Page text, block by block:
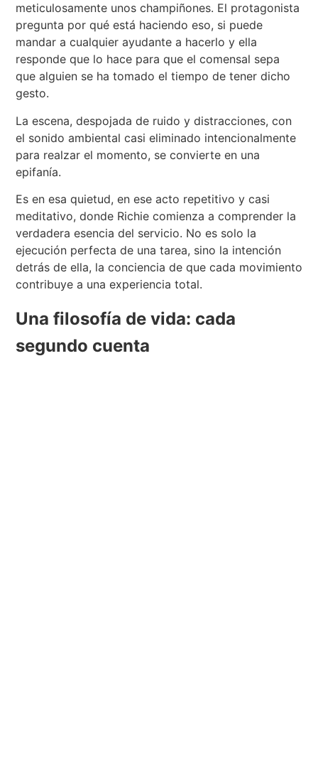
meticulosamente unos champiñones. El protagonista
pregunta por qué está haciendo eso, si puede
mandar a cualquier ayudante a hacerlo y ella
responde que lo hace para que el comensal sepa
que alguien se ha tomado el tiempo de tener dicho
gesto.
La escena, despojada de ruido y distracciones, con
el sonido ambiental casi eliminado intencionalmente
para realzar el momento, se convierte en una
epifanía.
Es en esa quietud, en ese acto repetitivo y casi
meditativo, donde Richie comienza a comprender la
verdadera esencia del servicio. No es solo la
ejecución perfecta de una tarea, sino la intención
detrás de ella, la conciencia de que cada movimiento
contribuye a una experiencia total.
Una filosofía de vida: cada
segundo cuenta